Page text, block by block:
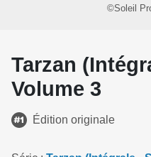
©Soleil
Tarzan
Volume 3
Édition originale